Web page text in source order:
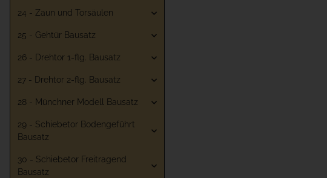
24 - Zaun und Torsäulen
25 - Gehtür Bausatz
26 - Drehtor 1-flg. Bausatz
27 - Drehtor 2-flg. Bausatz
28 - Münchner Modell Bausatz
29 - Schiebetor Bodengeführt
Bausatz
30 - Schiebetor Freitragend
Bausatz